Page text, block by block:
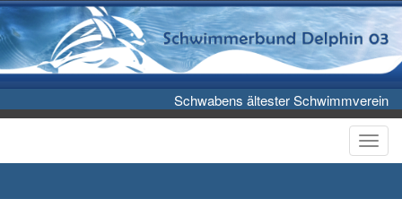
Schwabens ältester Schwimmverein